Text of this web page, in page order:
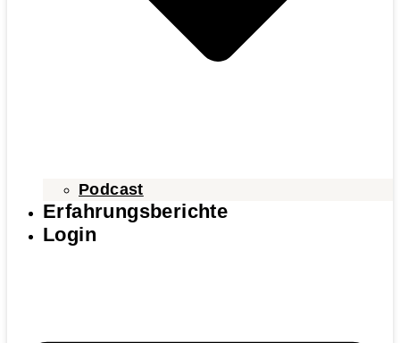
Podcast
Erfahrungsberichte
Login